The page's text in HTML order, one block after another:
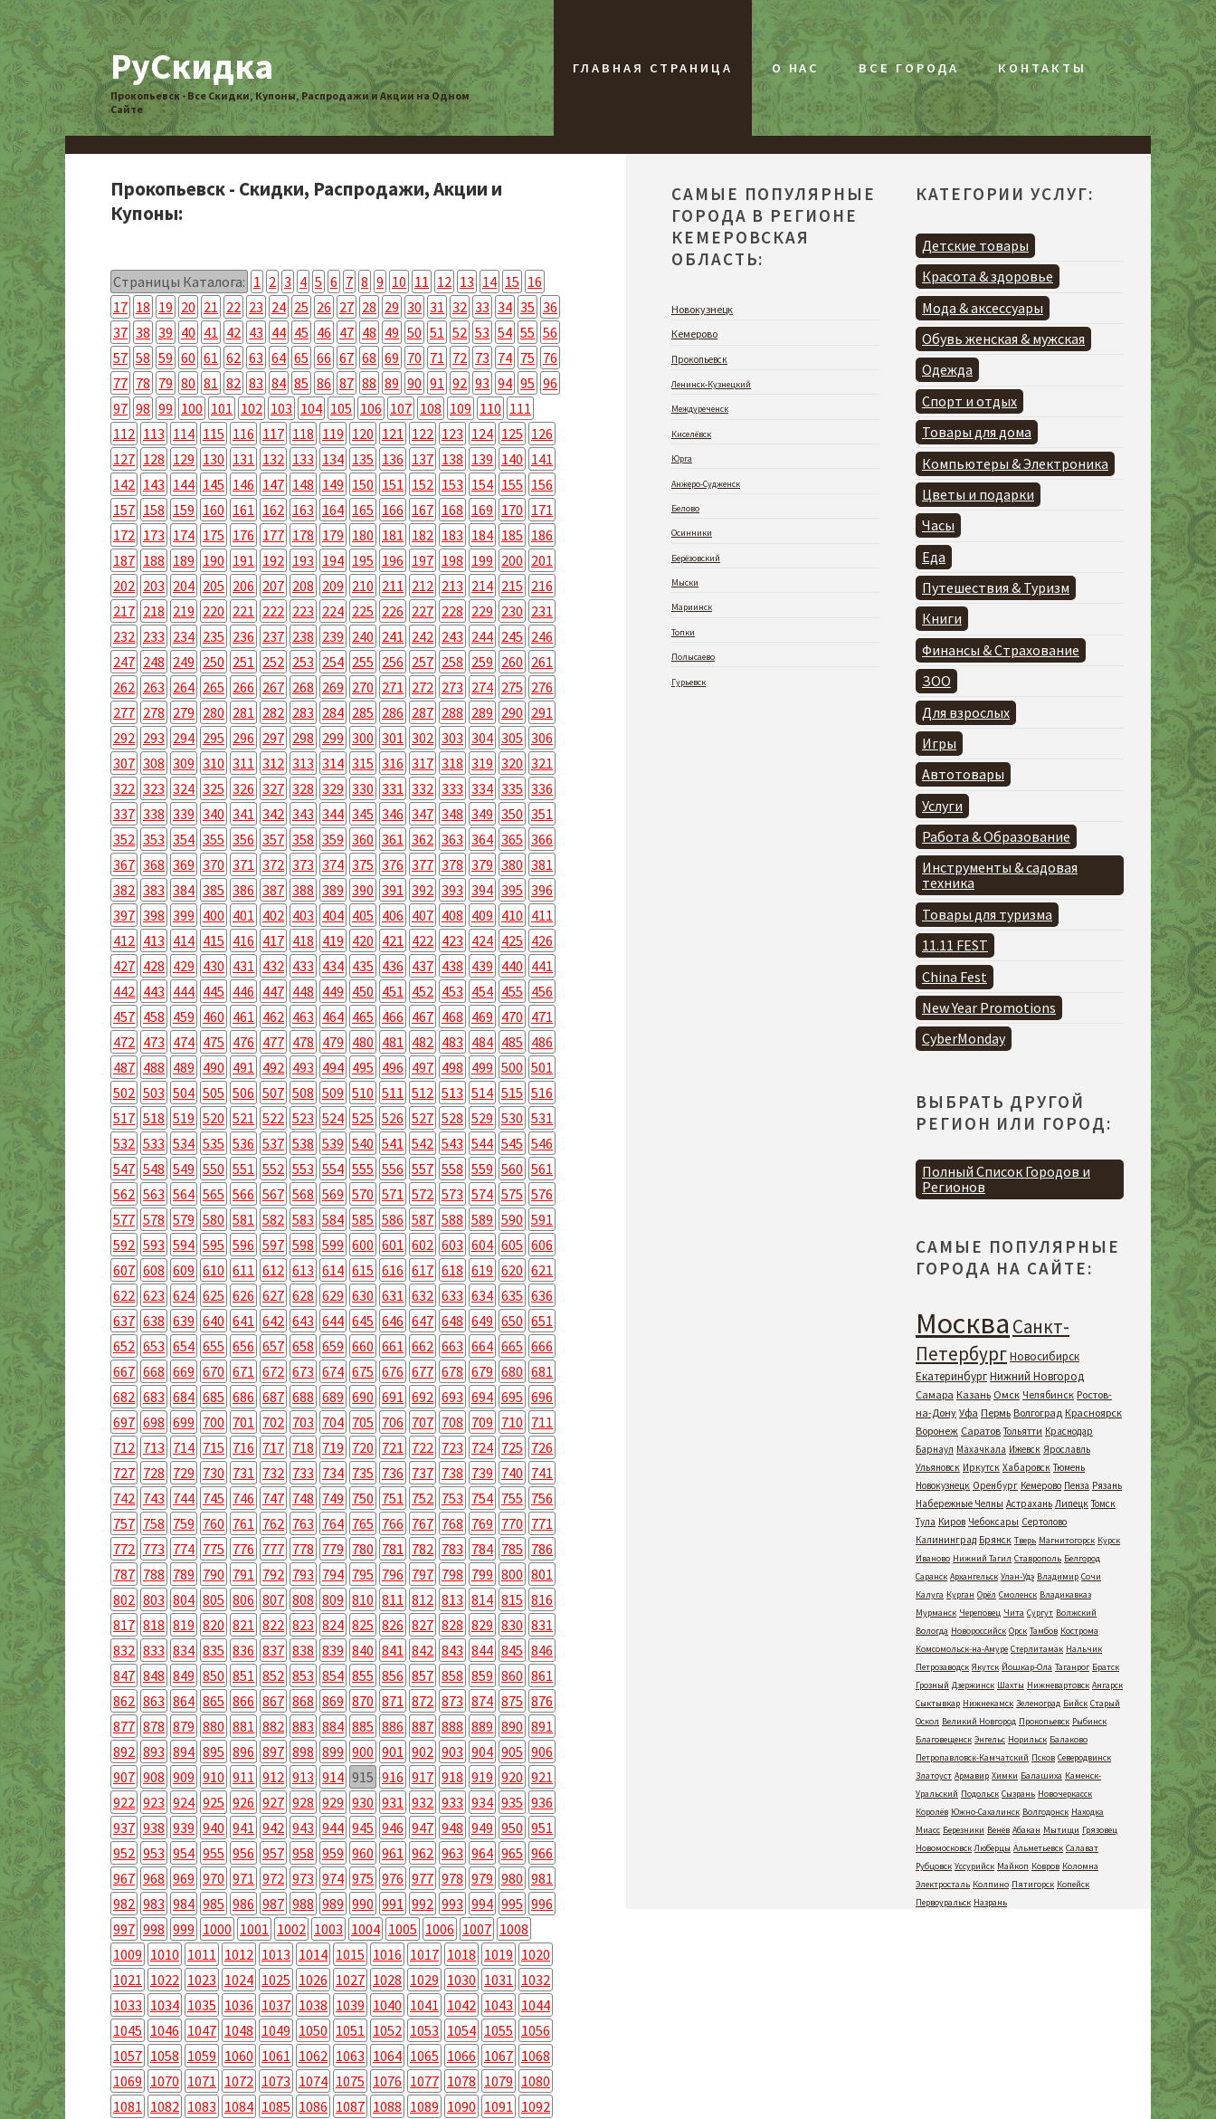
РуСкидка
Прокопьевск - Все Скидки, Купоны, Распродажи и Акции на Одном
Сайте
ГЛАВНАЯ СТРАНИЦА О НАС ВСЕ ГОРОДА КОНТАКТЫ
Прокопьевск - Скидки, Распродажи, Акции и
Купоны:
Страницы Каталога: 1 2 3 4 5 6 7 8 9 10 11 12 13 14 15 16
17 18 19 20 21 22 23 24 25 26 27 28 29 30 31 32 33 34 35 36
37 38 39 40 41 42 43 44 45 46 47 48 49 50 51 52 53 54 55 56
57 58 59 60 61 62 63 64 65 66 67 68 69 70 71 72 73 74 75 76
77 78 79 80 81 82 83 84 85 86 87 88 89 90 91 92 93 94 95 96
97 98 99 100 101 102 103 104 105 106 107 108 109 110 111
112 113 114 115 116 117 118 119 120 121 122 123 124 125 126
127 128 129 130 131 132 133 134 135 136 137 138 139 140 141
142 143 144 145 146 147 148 149 150 151 152 153 154 155 156
157 158 159 160 161 162 163 164 165 166 167 168 169 170 171
172 173 174 175 176 177 178 179 180 181 182 183 184 185 186
187 188 189 190 191 192 193 194 195 196 197 198 199 200 201
202 203 204 205 206 207 208 209 210 211 212 213 214 215 216
217 218 219 220 221 222 223 224 225 226 227 228 229 230 231
232 233 234 235 236 237 238 239 240 241 242 243 244 245 246
247 248 249 250 251 252 253 254 255 256 257 258 259 260 261
262 263 264 265 266 267 268 269 270 271 272 273 274 275 276
277 278 279 280 281 282 283 284 285 286 287 288 289 290 291
292 293 294 295 296 297 298 299 300 301 302 303 304 305 306
307 308 309 310 311 312 313 314 315 316 317 318 319 320 321
322 323 324 325 326 327 328 329 330 331 332 333 334 335 336
337 338 339 340 341 342 343 344 345 346 347 348 349 350 351
352 353 354 355 356 357 358 359 360 361 362 363 364 365 366
367 368 369 370 371 372 373 374 375 376 377 378 379 380 381
382 383 384 385 386 387 388 389 390 391 392 393 394 395 396
397 398 399 400 401 402 403 404 405 406 407 408 409 410 411
412 413 414 415 416 417 418 419 420 421 422 423 424 425 426
427 428 429 430 431 432 433 434 435 436 437 438 439 440 441
442 443 444 445 446 447 448 449 450 451 452 453 454 455 456
457 458 459 460 461 462 463 464 465 466 467 468 469 470 471
472 473 474 475 476 477 478 479 480 481 482 483 484 485 486
487 488 489 490 491 492 493 494 495 496 497 498 499 500 501
502 503 504 505 506 507 508 509 510 511 512 513 514 515 516
517 518 519 520 521 522 523 524 525 526 527 528 529 530 531
532 533 534 535 536 537 538 539 540 541 542 543 544 545 546
547 548 549 550 551 552 553 554 555 556 557 558 559 560 561
562 563 564 565 566 567 568 569 570 571 572 573 574 575 576
577 578 579 580 581 582 583 584 585 586 587 588 589 590 591
592 593 594 595 596 597 598 599 600 601 602 603 604 605 606
607 608 609 610 611 612 613 614 615 616 617 618 619 620 621
622 623 624 625 626 627 628 629 630 631 632 633 634 635 636
637 638 639 640 641 642 643 644 645 646 647 648 649 650 651
652 653 654 655 656 657 658 659 660 661 662 663 664 665 666
667 668 669 670 671 672 673 674 675 676 677 678 679 680 681
682 683 684 685 686 687 688 689 690 691 692 693 694 695 696
697 698 699 700 701 702 703 704 705 706 707 708 709 710 711
712 713 714 715 716 717 718 719 720 721 722 723 724 725 726
727 728 729 730 731 732 733 734 735 736 737 738 739 740 741
742 743 744 745 746 747 748 749 750 751 752 753 754 755 756
757 758 759 760 761 762 763 764 765 766 767 768 769 770 771
772 773 774 775 776 777 778 779 780 781 782 783 784 785 786
787 788 789 790 791 792 793 794 795 796 797 798 799 800 801
802 803 804 805 806 807 808 809 810 811 812 813 814 815 816
817 818 819 820 821 822 823 824 825 826 827 828 829 830 831
832 833 834 835 836 837 838 839 840 841 842 843 844 845 846
847 848 849 850 851 852 853 854 855 856 857 858 859 860 861
862 863 864 865 866 867 868 869 870 871 872 873 874 875 876
877 878 879 880 881 882 883 884 885 886 887 888 889 890 891
892 893 894 895 896 897 898 899 900 901 902 903 904 905 906
907 908 909 910 911 912 913 914 915 916 917 918 919 920 921
922 923 924 925 926 927 928 929 930 931 932 933 934 935 936
937 938 939 940 941 942 943 944 945 946 947 948 949 950 951
952 953 954 955 956 957 958 959 960 961 962 963 964 965 966
967 968 969 970 971 972 973 974 975 976 977 978 979 980 981
982 983 984 985 986 987 988 989 990 991 992 993 994 995 996
997 998 999 1000 1001 1002 1003 1004 1005 1006 1007 1008
1009 1010 1011 1012 1013 1014 1015 1016 1017 1018 1019 1020
1021 1022 1023 1024 1025 1026 1027 1028 1029 1030 1031 1032
1033 1034 1035 1036 1037 1038 1039 1040 1041 1042 1043 1044
1045 1046 1047 1048 1049 1050 1051 1052 1053 1054 1055 1056
1057 1058 1059 1060 1061 1062 1063 1064 1065 1066 1067 1068
1069 1070 1071 1072 1073 1074 1075 1076 1077 1078 1079 1080
1081 1082 1083 1084 1085 1086 1087 1088 1089 1090 1091 1092
САМЫЕ ПОПУЛЯРНЫЕ
ГОРОДА В РЕГИОНЕ
КЕМЕРОВСКАЯ
ОБЛАСТЬ:
Новокузнецк
Кемерово
Прокопьевск
Ленинск-Кузнецкий
Междуреченск
Киселёвск
Юрга
Анжеро-Судженск
Белово
Осинники
Берёзовский
Мыски
Мариинск
Топки
Полысаево
Гурьевск
КАТЕГОРИИ УСЛУГ:
Детские товары
Красота & здоровье
Мода & аксессуары
Обувь женская & мужская
Одежда
Спорт и отдых
Товары для дома
Компьютеры & Электроника
Цветы и подарки
Часы
Еда
Путешествия & Туризм
Книги
Финансы & Страхование
ЗОО
Для взрослых
Игры
Автотовары
Услуги
Работа & Образование
Инструменты & садовая
техника
Товары для туризма
11.11 FEST
China Fest
New Year Promotions
CyberMonday
ВЫБРАТЬ ДРУГОЙ
РЕГИОН ИЛИ ГОРОД:
Полный Список Городов и
Регионов
САМЫЕ ПОПУЛЯРНЫЕ
ГОРОДА НА САЙТЕ:
Москва Санкт-
ПетербургНовосибирск
ЕкатеринбургНижний Новгород
Самара Казань Омск Челябинск Ростов-
на-Дону Уфа Пермь Волгоград Красноярск
Воронеж Саратов Тольятти Краснодар
Барнаул Махачкала Ижевск Ярославль
Ульяновск Иркутск Хабаровск Тюмень
Новокузнецк Оренбург Кемерово Пенза Рязань
Набережные Челны Астрахань Липецк Томск
Тула Киров Чебоксары Сертолово
Калининград Брянск Тверь Магнитогорск Курск
Иваново Нижний Тагил Ставрополь Белгород
Саранск Архангельск Улан-Удэ Владимир Сочи
Калуга Курган Орёл Смоленск Владикавказ
Мурманск Череповец Чита Сургут Волжский
Вологда Новороссийск Орск Тамбов Кострома
Комсомольск-на-Амуре Стерлитамак Нальчик
Петрозаводск Якутск Йошкар-Ола Таганрог Братск
Грозный Дзержинск Шахты Нижневартовск Ангарск
Сыктывкар Нижнекамск Зеленоград Бийск Старый
Оскол Великий Новгород Прокопьевск Рыбинск
Благовещенск Энгельс Норильск Балаково
Петропавловск-Камчатский Псков Северодвинск
Златоуст Армавир Химки Балашиха Каменск-
Уральский Подольск Сызрань Новочеркасск
Королёв Южно-Сахалинск Волгодонск Находка
Миасс Березники Венёв Абакан Мытищи Грязовец
Новомосковск Люберцы Альметьевск Салават
Рубцовск Уссурийск Майкоп Ковров Коломна
Электросталь Колпино Пятигорск Копейск
Первоуральск Назрань